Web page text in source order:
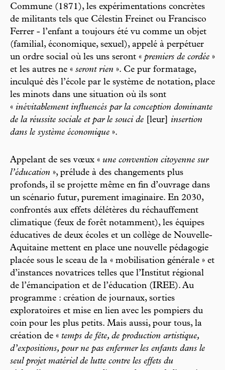
Commune (1871), les expérimentations concrètes
de militants tels que Célestin Freinet ou Francisco
Ferrer - l’enfant a toujours été vu comme un objet
(familial, économique, sexuel), appelé à perpétuer
un ordre social où les uns seront « premiers de cordée »
et les autres ne « seront rien ». Ce pur formatage,
inculqué dès l’école par le système de notation, place
les minots dans une situation où ils sont
« inévitablement influencés par la conception dominante
de la réussite sociale et par le souci de
[leur]
insertion
dans le système économique ».
Appelant de ses vœux « une convention citoyenne sur
l’éducation », prélude à des changements plus
profonds, il se projette même en fin d’ouvrage dans
un scénario futur, purement imaginaire. En 2030,
confrontés aux effets délétères du réchauffement
climatique (feux de forêt notamment), les équipes
éducatives de deux écoles et un collège de Nouvelle-
Aquitaine mettent en place une nouvelle pédagogie
placée sous le sceau de la « mobilisation générale » et
d’instances novatrices telles que l’Institut régional
de l’émancipation et de l’éducation (IREE). Au
programme : création de journaux, sorties
exploratoires et mise en lien avec les pompiers du
coin pour les plus petits. Mais aussi, pour tous, la
création de « temps de fête, de production artistique,
d’expositions, pour ne pas enfermer les enfants dans le
seul projet matériel de lutte contre les effets du